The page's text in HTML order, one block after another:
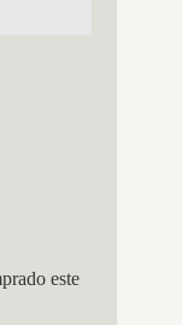
este